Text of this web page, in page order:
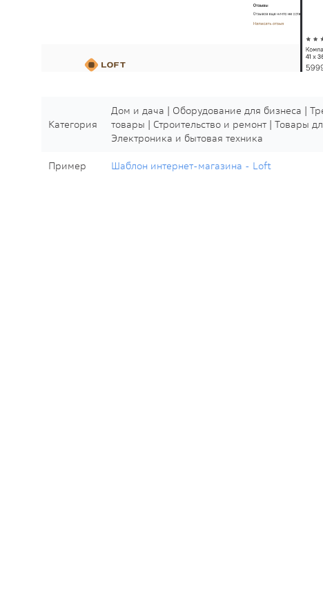
Категория
Дом и дача | Оборудование для бизнеса |
товары | Строительство и ремонт | Товары
Электроника и бытовая техника
Пример Шаблон интернет-магазина - Loft